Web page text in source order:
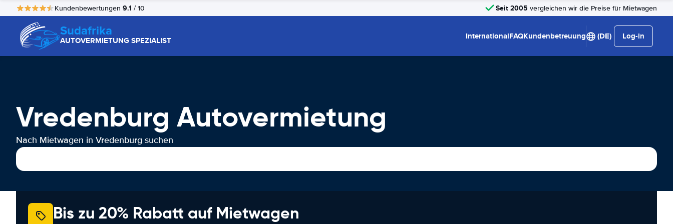
Kundenbewertungen 9.1 / 10 Seit 2005 vergleichen wir die Preise für Mietwagen
Sudafrika
AUTOVERMIETUNG SPEZIALIST InternationalFAQKundenbetreuung (DE) Log-in
Vredenburg Autovermietung
Nach Mietwagen in Vredenburg suchen
Bis zu 20% Rabatt auf Mietwagen